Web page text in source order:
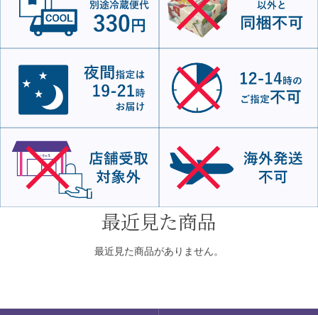
最近見た商品
最近見た商品がありません。